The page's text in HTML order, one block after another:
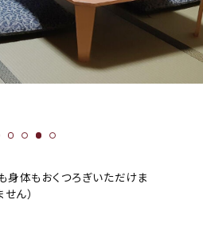
身体もおくつろぎいただけま
ん）